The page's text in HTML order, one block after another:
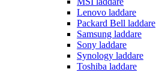
Lenovo laddare
Packard Bell laddare
Samsung laddare
Sony laddare
Synology laddare
Toshiba laddare